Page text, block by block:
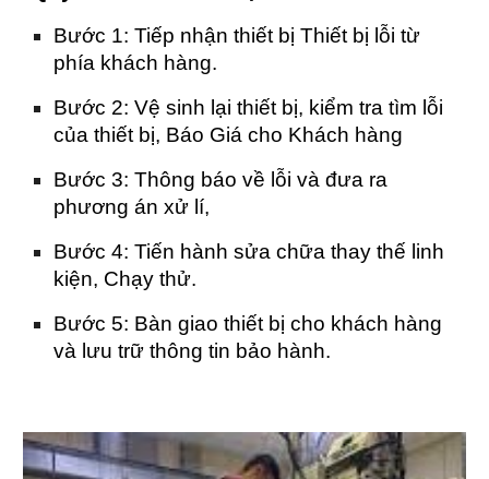
Bước 1: Tiếp nhận thiết bị Thiết bị lỗi từ
phía khách hàng.
Bước 2: Vệ sinh lại thiết bị, kiểm tra tìm lỗi
của thiết bị, Báo Giá cho Khách hàng
Bước 3: Thông báo về lỗi và đưa ra
phương án xử lí,
Bước 4: Tiến hành sửa chữa thay thế linh
kiện, Chạy thử.
Bước 5: Bàn giao thiết bị cho khách hàng
và lưu trữ thông tin bảo hành.